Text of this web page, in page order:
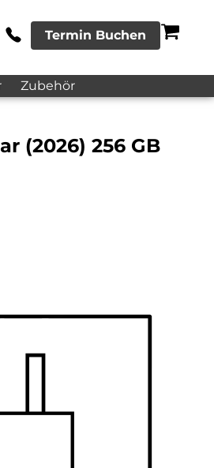
Termin Buchen
Zubehör
(2026) 256 GB